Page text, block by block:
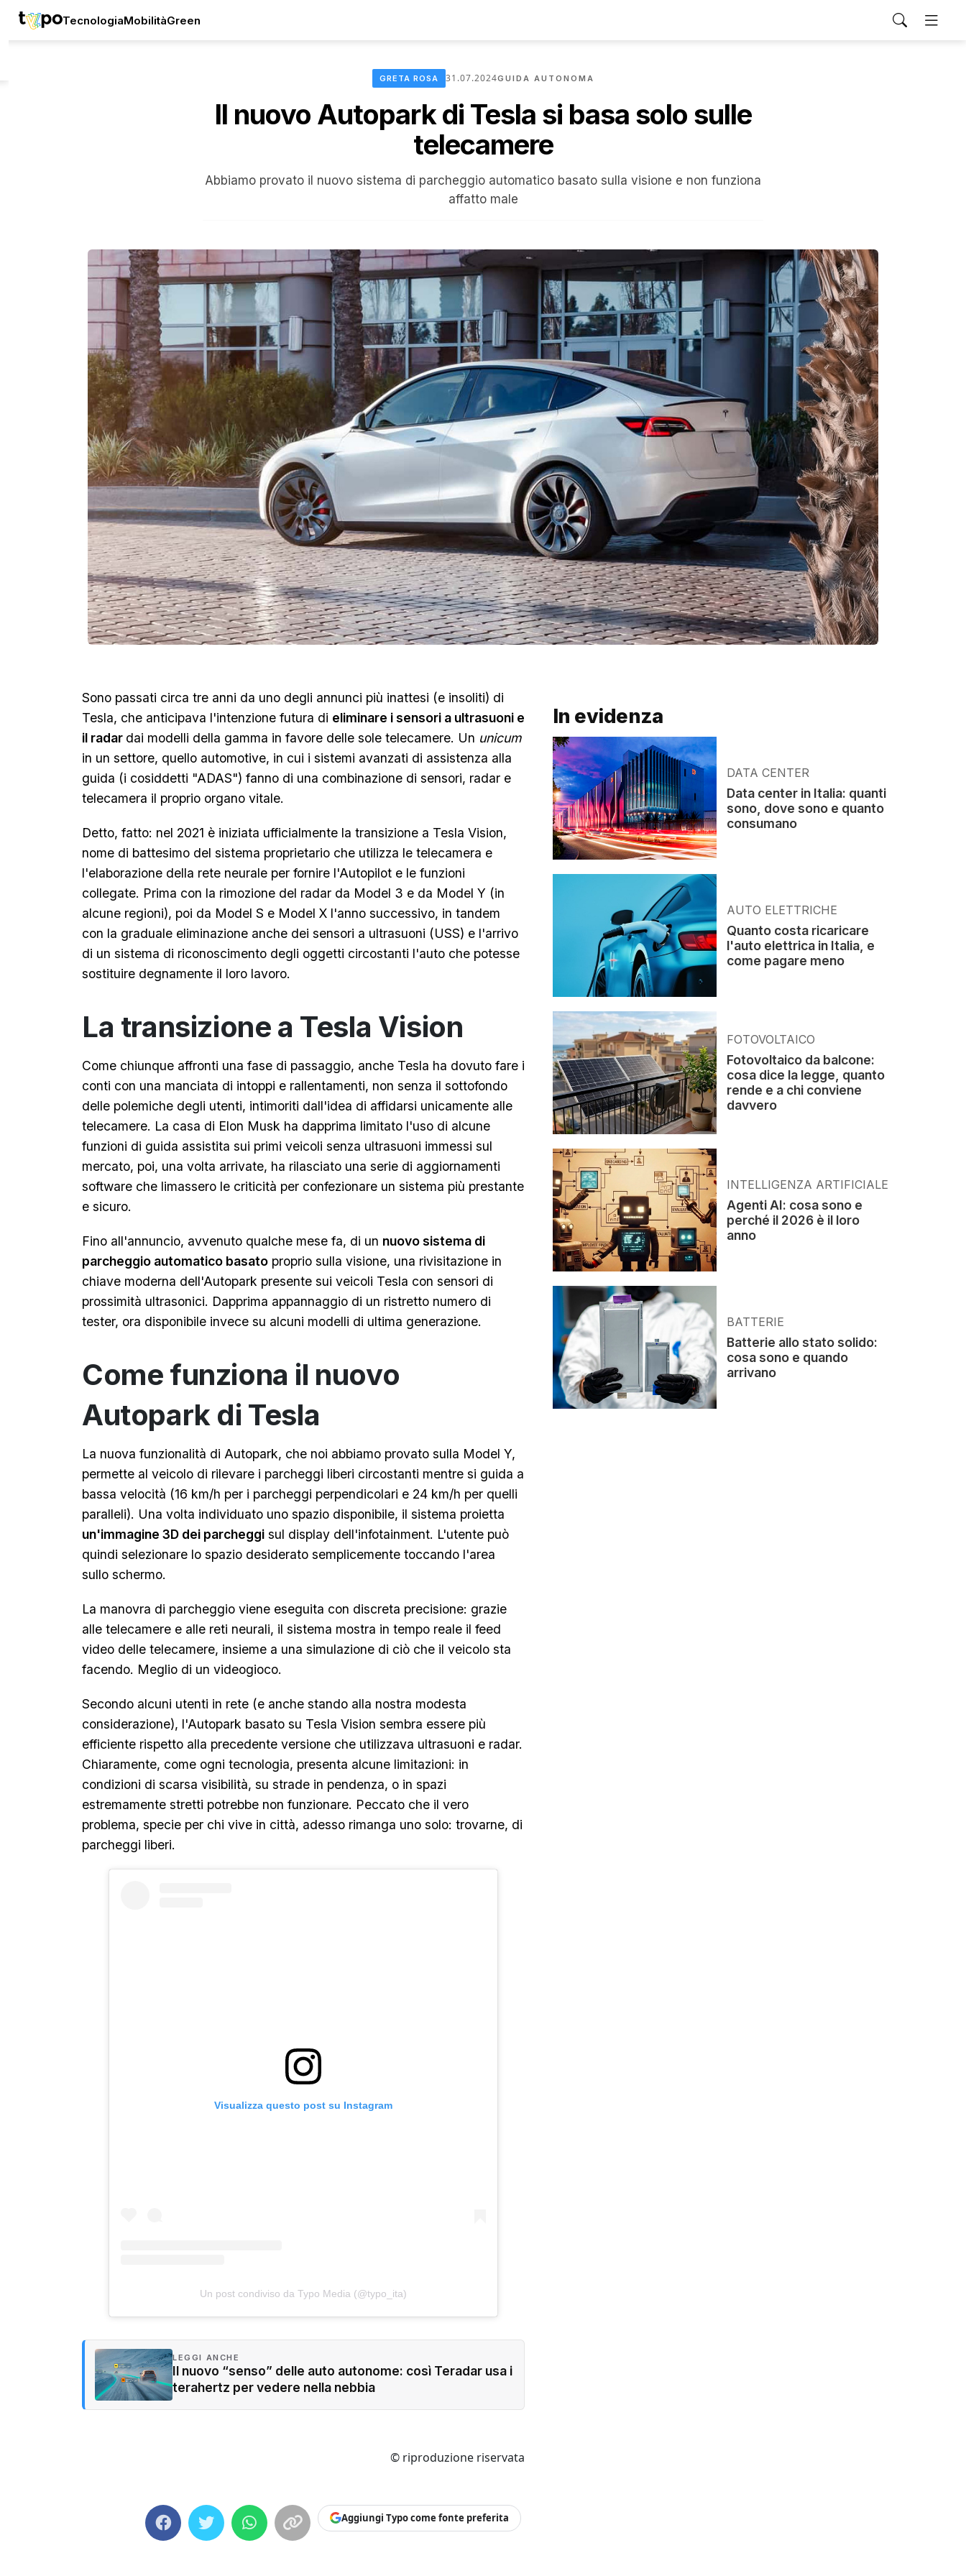
TecnologiaMobilitàGreen
GRETA ROSA 31.07.2024GUIDA AUTONOMA
Il nuovo Autopark di Tesla si basa solo sulle
telecamere
Abbiamo provato il nuovo sistema di parcheggio automatico basato sulla visione e non funziona
affatto male
Sono passati circa tre anni da uno degli annunci più inattesi (e insoliti) di
Tesla, che anticipava l'intenzione futura di eliminare i sensori a ultrasuoni e
il radar dai modelli della gamma in favore delle sole telecamere. Un unicum
in un settore, quello automotive, in cui i sistemi avanzati di assistenza alla
guida (i cosiddetti "ADAS") fanno di una combinazione di sensori, radar e
telecamera il proprio organo vitale.
Detto, fatto: nel 2021 è iniziata ufficialmente la transizione a Tesla Vision,
nome di battesimo del sistema proprietario che utilizza le telecamera e
l'elaborazione della rete neurale per fornire l'Autopilot e le funzioni
collegate. Prima con la rimozione del radar da Model 3 e da Model Y (in
alcune regioni), poi da Model S e Model X l'anno successivo, in tandem
con la graduale eliminazione anche dei sensori a ultrasuoni (USS) e l'arrivo
di un sistema di riconoscimento degli oggetti circostanti l'auto che potesse
sostituire degnamente il loro lavoro.
La transizione a Tesla Vision
Come chiunque affronti una fase di passaggio, anche Tesla ha dovuto fare i
conti con una manciata di intoppi e rallentamenti, non senza il sottofondo
delle polemiche degli utenti, intimoriti dall'idea di affidarsi unicamente alle
telecamere. La casa di Elon Musk ha dapprima limitato l'uso di alcune
funzioni di guida assistita sui primi veicoli senza ultrasuoni immessi sul
mercato, poi, una volta arrivate, ha rilasciato una serie di aggiornamenti
software che limassero le criticità per confezionare un sistema più prestante
e sicuro.
Fino all'annuncio, avvenuto qualche mese fa, di un nuovo sistema di
parcheggio automatico basato proprio sulla visione, una rivisitazione in
chiave moderna dell'Autopark presente sui veicoli Tesla con sensori di
prossimità ultrasonici. Dapprima appannaggio di un ristretto numero di
tester, ora disponibile invece su alcuni modelli di ultima generazione.
Come funziona il nuovo
Autopark di Tesla
La nuova funzionalità di Autopark, che noi abbiamo provato sulla Model Y,
permette al veicolo di rilevare i parcheggi liberi circostanti mentre si guida a
bassa velocità (16 km/h per i parcheggi perpendicolari e 24 km/h per quelli
paralleli). Una volta individuato uno spazio disponibile, il sistema proietta
un'immagine 3D dei parcheggi sul display dell'infotainment. L'utente può
quindi selezionare lo spazio desiderato semplicemente toccando l'area
sullo schermo.
La manovra di parcheggio viene eseguita con discreta precisione: grazie
alle telecamere e alle reti neurali, il sistema mostra in tempo reale il feed
video delle telecamere, insieme a una simulazione di ciò che il veicolo sta
facendo. Meglio di un videogioco.
Secondo alcuni utenti in rete (e anche stando alla nostra modesta
considerazione), l'Autopark basato su Tesla Vision sembra essere più
efficiente rispetto alla precedente versione che utilizzava ultrasuoni e radar.
Chiaramente, come ogni tecnologia, presenta alcune limitazioni: in
condizioni di scarsa visibilità, su strade in pendenza, o in spazi
estremamente stretti potrebbe non funzionare. Peccato che il vero
problema, specie per chi vive in città, adesso rimanga uno solo: trovarne, di
parcheggi liberi.
Visualizza questo post su Instagram
Un post condiviso da Typo Media (@typo_ita)
LEGGI ANCHE
Il nuovo “senso” delle auto autonome: così Teradar usa i
terahertz per vedere nella nebbia
© riproduzione riservata
Aggiungi Typo come fonte preferita
In evidenza
DATA CENTER
Data center in Italia: quanti
sono, dove sono e quanto
consumano
AUTO ELETTRICHE
Quanto costa ricaricare
l'auto elettrica in Italia, e
come pagare meno
FOTOVOLTAICO
Fotovoltaico da balcone:
cosa dice la legge, quanto
rende e a chi conviene
davvero
INTELLIGENZA ARTIFICIALE
Agenti AI: cosa sono e
perché il 2026 è il loro
anno
BATTERIE
Batterie allo stato solido:
cosa sono e quando
arrivano